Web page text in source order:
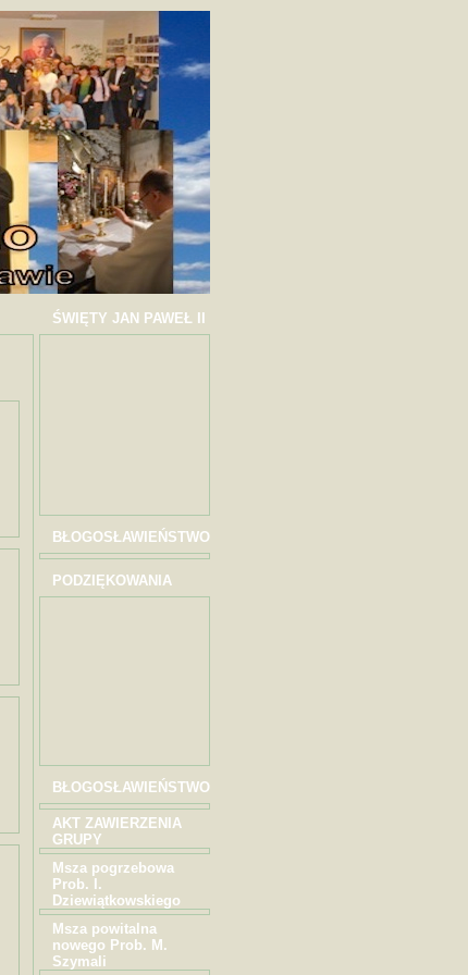
ŚWIĘTY JAN PAWEŁ II
BŁOGOSŁAWIEŃSTWO
PODZIĘKOWANIA
BŁOGOSŁAWIEŃSTWO
AKT ZAWIERZENIA
GRUPY
Msza pogrzebowa
Prob. I.
Dziewiątkowskiego
Msza powitalna
nowego Prob. M.
Szymali